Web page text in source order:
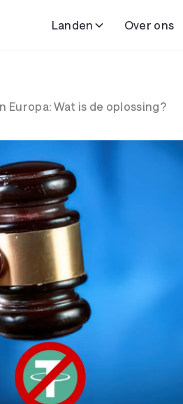
Landen Over ons
Europa: Wat is de oplossing?